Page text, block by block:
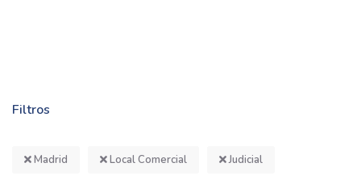
Filtros
Madrid Local Comercial Judicial